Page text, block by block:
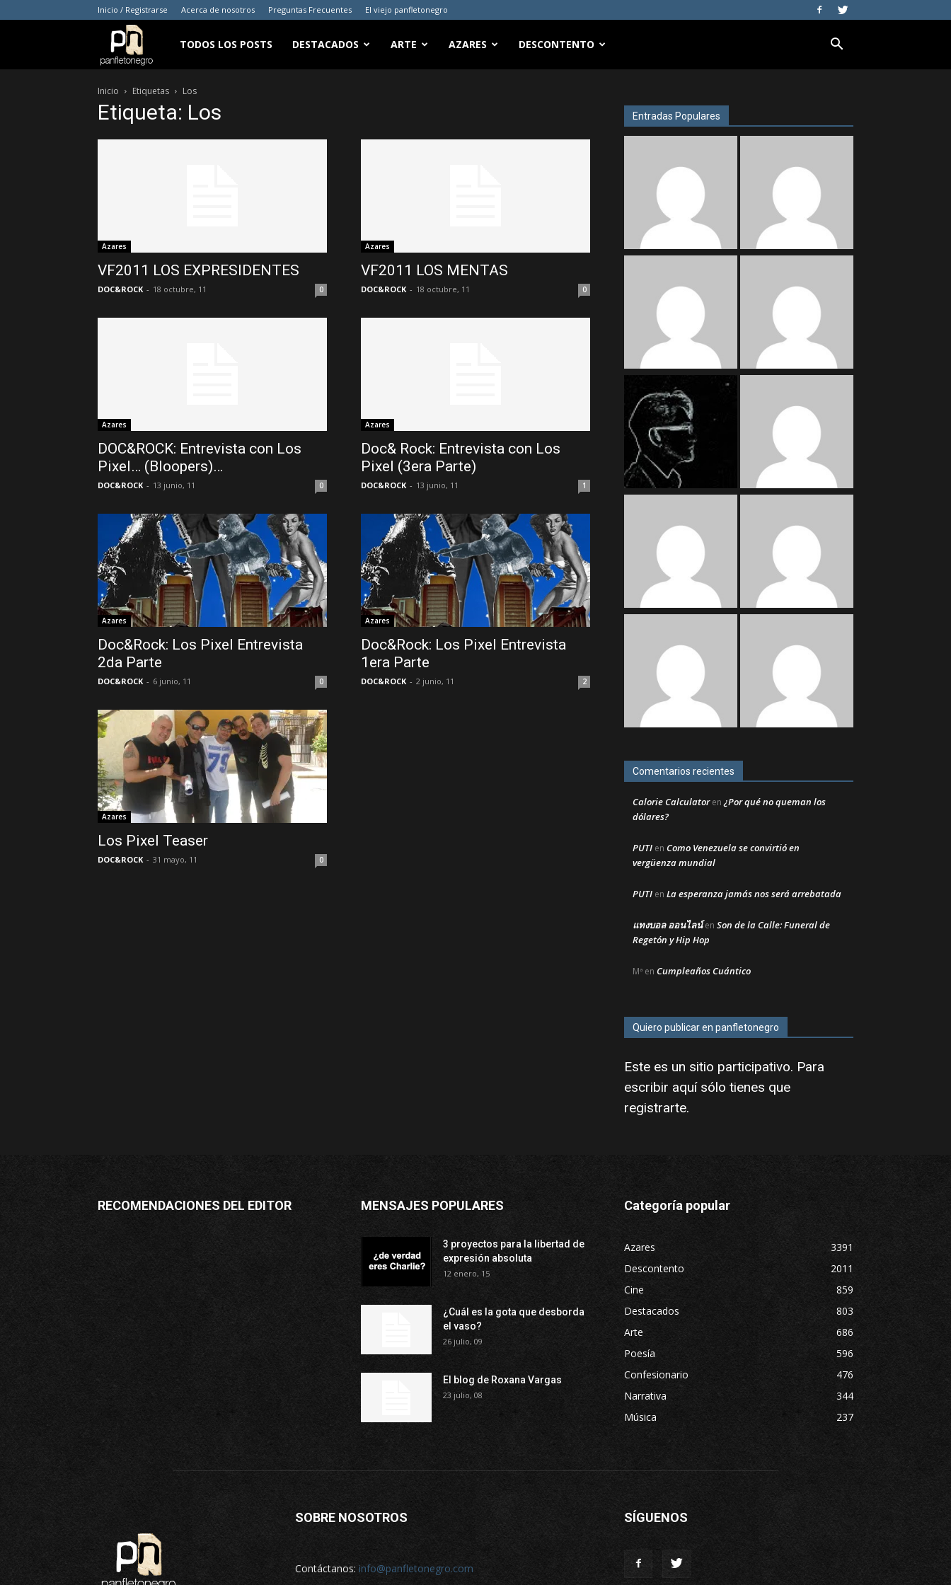
Inicio / Registrarse Acerca de nosotros Preguntas Frecuentes El viejo panfletonegro
panfletonegro
TODOS LOS POSTS DESTACADOS ARTE AZARES DESCONTENTO
Inicio Etiquetas Los
Etiqueta: Los
Azares
VF2011 LOS EXPRESIDENTES
DOC&ROCK - 18 octubre, 11 0
Azares
VF2011 LOS MENTAS
DOC&ROCK - 18 octubre, 11 0
Azares
DOC&ROCK: Entrevista con Los
Pixel… (Bloopers)…
DOC&ROCK - 13 junio, 11 0
Azares
Doc& Rock: Entrevista con Los
Pixel (3era Parte)
DOC&ROCK - 13 junio, 11 1
Azares
Doc&Rock: Los Pixel Entrevista
2da Parte
DOC&ROCK - 6 junio, 11 0
Azares
Doc&Rock: Los Pixel Entrevista
1era Parte
DOC&ROCK - 2 junio, 11 2
Azares
Los Pixel Teaser
DOC&ROCK - 31 mayo, 11 0
Entradas Populares
Comentarios recientes
Calorie Calculatoren¿Por qué no queman los
dólares?
PUTI en Como Venezuela se convirtió en
vergüenza mundial
PUTI en La esperanza jamás nos será arrebatada
แทงบอล ออนไลน์en Son de la Calle: Funeral de
Regetón y Hip Hop
Mª en Cumpleaños Cuántico
Quiero publicar en panfletonegro
Este es un sitio participativo. Para
escribir aquí sólo tienes que
registrarte.
RECOMENDACIONES DEL EDITOR MENSAJES POPULARES
3 proyectos para la libertad de
expresión absoluta
12 enero, 15
¿Cuál es la gota que desborda
el vaso?
26 julio, 09
El blog de Roxana Vargas
23 julio, 08
Categoría popular
Azares
3391
Descontento
2011
Cine
859
Destacados
803
Arte
686
Poesía
596
Confesionario
476
Narrativa
344
Música
237
SOBRE NOSOTROS
Contáctanos: info@panfletonegro.com
SÍGUENOS